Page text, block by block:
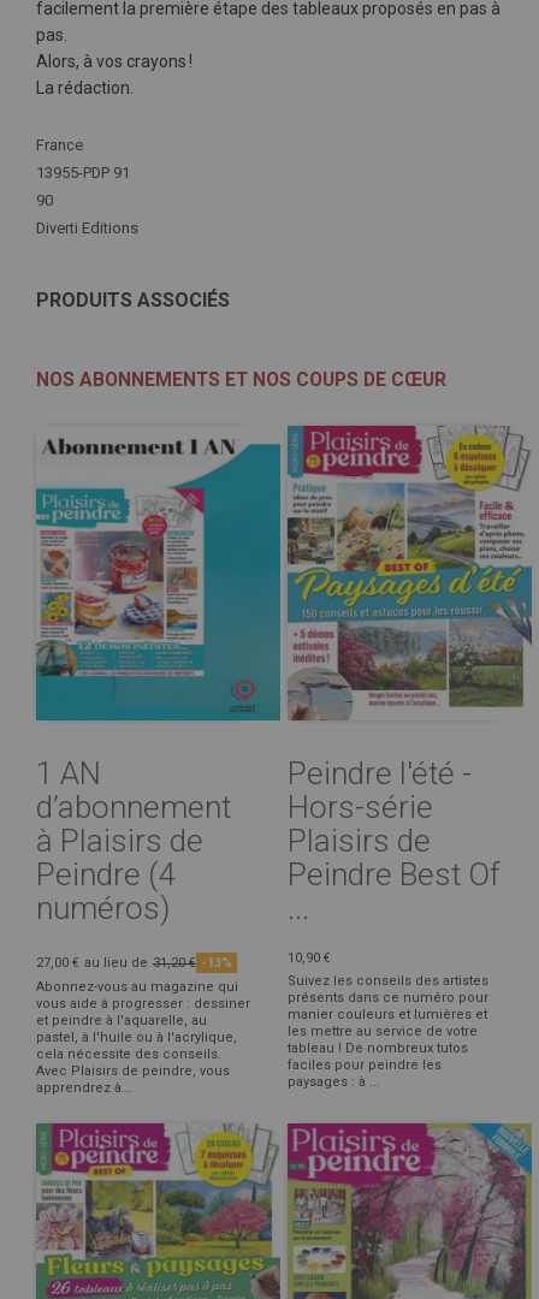
facilement la première étape des tableaux proposés en pas à
pas.
Alors, à vos crayons !
La rédaction.
Plus
d'infos
France
13955-PDP 91
90
Diverti Editions
PRODUITS ASSOCIÉS
NOS ABONNEMENTS ET NOS COUPS DE CŒUR
1 AN
d’abonnement
à Plaisirs de
Peindre (4
numéros)
27,00 € au lieu de 31,20 € -13%
Abonnez-vous au magazine qui
vous aide à progresser : dessiner
et peindre à l'aquarelle, au
pastel, à l'huile ou à l'acrylique,
cela nécessite des conseils.
Avec Plaisirs de peindre, vous
apprendrez à...
Peindre l'été -
Hors-série
Plaisirs de
Peindre Best Of
...
10,90 €
Suivez les conseils des artistes
présents dans ce numéro pour
manier couleurs et lumières et
les mettre au service de votre
tableau ! De nombreux tutos
faciles pour peindre les
paysages : à ...